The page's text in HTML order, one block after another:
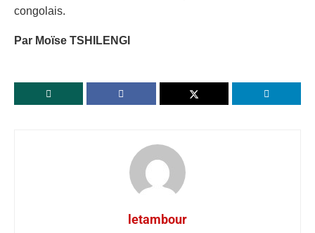
congolais.
Par Moïse TSHILENGI
letambour